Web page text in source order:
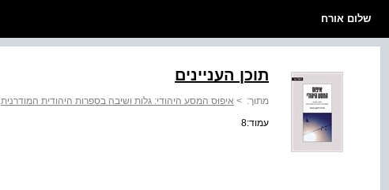
שלום אורח
תוכן העניינים
מתוך: > איפוּס המסע היהודי: גלות ושיבה בספרות היהודית המודרנית
עמוד:8